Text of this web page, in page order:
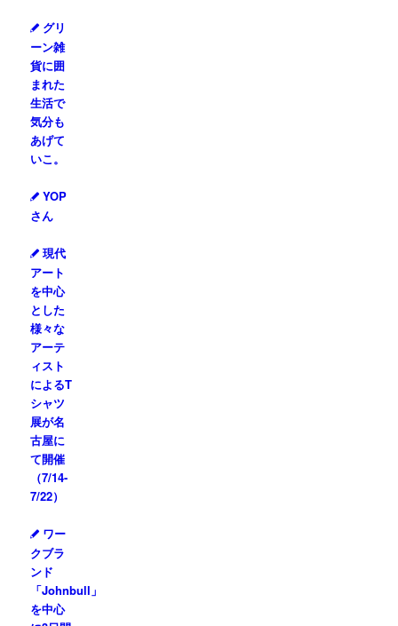
グリ
ーン雑
貨に囲
まれた
生活で
気分も
あげて
いこ。
YOP
さん
現代
アート
を中心
とした
様々な
アーテ
ィスト
によるT
シャツ
展が名
古屋に
て開催
（7/14-
7/22）
ワー
クブラ
ンド
「Johnbull」
を中心